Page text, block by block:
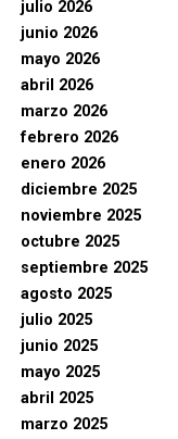
julio 2026
junio 2026
mayo 2026
abril 2026
marzo 2026
febrero 2026
enero 2026
diciembre 2025
noviembre 2025
octubre 2025
septiembre 2025
agosto 2025
julio 2025
junio 2025
mayo 2025
abril 2025
marzo 2025